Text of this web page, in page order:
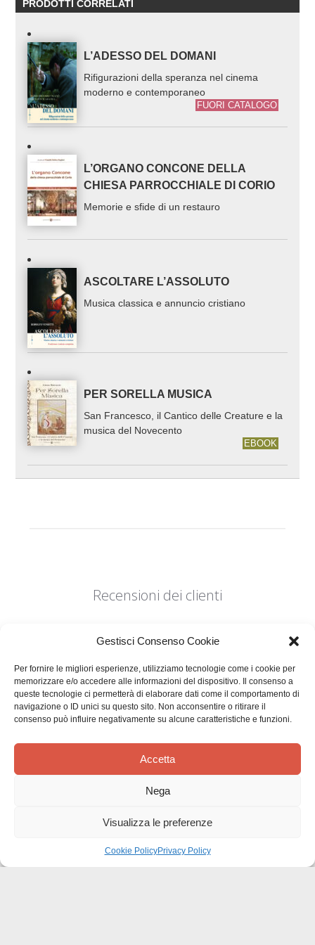
Gestisci Consenso Cookie
Per fornire le migliori esperienze, utilizziamo tecnologie come i cookie per
memorizzare e/o accedere alle informazioni del dispositivo. Il consenso a
queste tecnologie ci permetterà di elaborare dati come il comportamento di
navigazione o ID unici su questo sito. Non acconsentire o ritirare il
consenso può influire negativamente su alcune caratteristiche e funzioni.
Accetta
Nega
Visualizza le preferenze
Cookie PolicyPrivacy Policy
PRODOTTI CORRELATI
L’ADESSO DEL DOMANI
Rifigurazioni della speranza nel cinema
moderno e contemporaneo
FUORI CATALOGO
L’ORGANO CONCONE DELLA
CHIESA PARROCCHIALE DI CORIO
Memorie e sfide di un restauro
ASCOLTARE L’ASSOLUTO
Musica classica e annuncio cristiano
PER SORELLA MUSICA
San Francesco, il Cantico delle Creature e la
musica del Novecento
EBOOK
Recensioni dei clienti
Siamo in cerca di stelle!
Sii il primo a scrivere una
recensione